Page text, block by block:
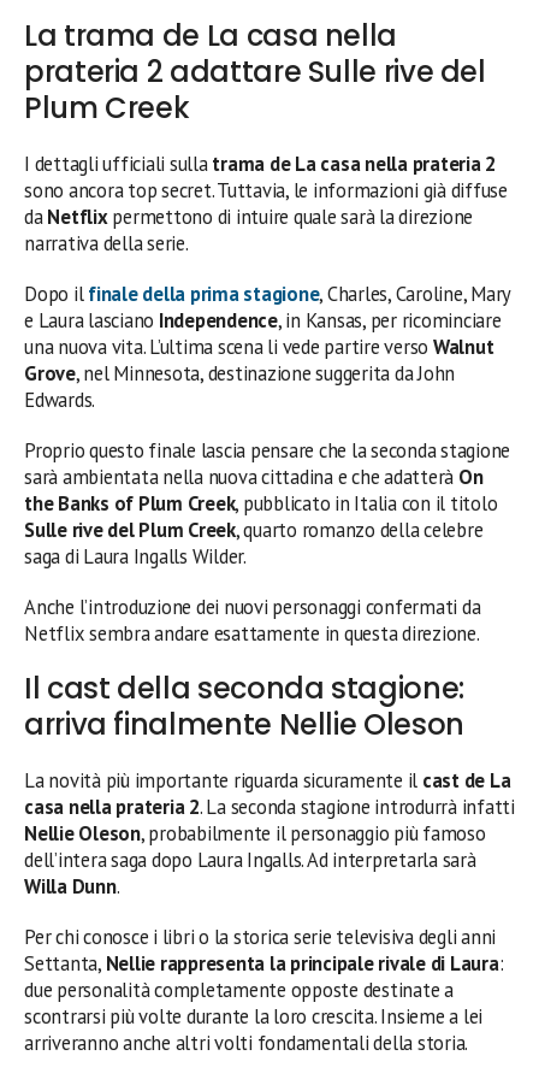
La trama de La casa nella
prateria 2 adattare Sulle rive del
Plum Creek
I dettagli ufficiali sullatrama de La casa nella prateria 2
sono ancora top secret. Tuttavia, le informazioni già diffuse
daNetflixpermettono di intuire quale sarà la direzione
narrativa della serie.
Dopo ilfinale della prima stagione, Charles, Caroline, Mary
e Laura lasciano Independence, in Kansas, per ricominciare
una nuova vita. L’ultima scena li vede partire verso Walnut
Grove, nel Minnesota, destinazione suggerita da John
Edwards.
Proprio questo finale lascia pensare che la seconda stagione
sarà ambientata nella nuova cittadina e che adatterà On
the Banks of Plum Creek, pubblicato in Italia con il titolo
Sulle rive del Plum Creek, quarto romanzo della celebre
saga di Laura Ingalls Wilder.
Anche l’introduzione dei nuovi personaggi confermati da
Netflix sembra andare esattamente in questa direzione.
Il cast della seconda stagione:
arriva finalmente Nellie Oleson
La novità più importante riguarda sicuramente il cast de La
casa nella prateria 2. La seconda stagione introdurrà infatti
Nellie Oleson, probabilmente il personaggio più famoso
dell’intera saga dopo Laura Ingalls. Ad interpretarla sarà
Willa Dunn.
Per chi conosce i libri o la storica serie televisiva degli anni
Settanta, Nellie rappresenta la principale rivale di Laura:
due personalità completamente opposte destinate a
scontrarsi più volte durante la loro crescita. Insieme a lei
arriveranno anche altri volti fondamentali della storia.